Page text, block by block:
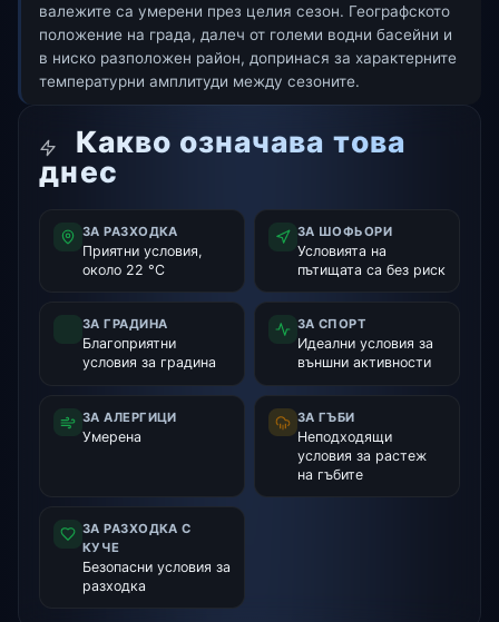
валежите са умерени през целия сезон. Географското
положение на града, далеч от големи водни басейни и
в ниско разположен район, допринася за характерните
температурни амплитуди между сезоните.
Какво означава това
днес
ЗА РАЗХОДКА
Приятни условия,
около 22 °C
ЗА ШОФЬОРИ
Условията на
пътищата са без риск
ЗА ГРАДИНА
Благоприятни
условия за градина
ЗА СПОРТ
Идеални условия за
външни активности
ЗА АЛЕРГИЦИ
Умерена
ЗА ГЪБИ
Неподходящи
условия за растеж
на гъбите
ЗА РАЗХОДКА С
КУЧЕ
Безопасни условия за
разходка